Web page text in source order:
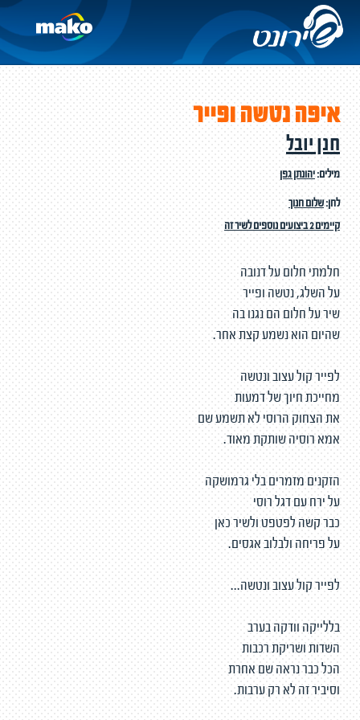
איפה נטשה ופייר
חנן יובל
מילים:יהונתן גפן
לחן:שלום חנוך
קיימים 2 ביצועים נוספים לשיר זה
חלמתי חלום על דנובה
על השלג, נטשה ופייר
שיר על חלום הם נגנו בה
שהיום הוא נשמע קצת אחר.
לפייר קול עצוב ונטשה
מחייכת חיוך של דמעות
את הצחוק הרוסי לא תשמע שם
אמא רוסיה שותקת מאוד.
הזקנים מזמרים בלי גרמושקה
על ירח עם דגל רוסי
כבר קשה לפטפט ולשיר כאן
על פריחה ולבלוב אגסים.
לפייר קול עצוב ונטשה...
בללייקה וודקה בערב
השדות ושריקת רכבות
הכל כבר נראה שם אחרת
וסיביר זה לא רק ערבות.